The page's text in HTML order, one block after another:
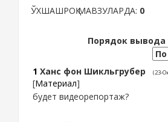
ЎХШАШРОҚ МАВЗУЛАРДА: 0
Порядок
1 Ханс фон Шикльгрубер (23-
[Материал]
будет видеорепортаж?